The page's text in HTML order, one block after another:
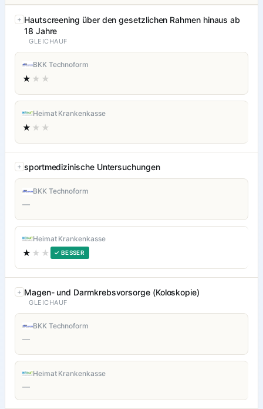
Hautscreening über den gesetzlichen Rahmen hinaus ab
18 Jahre
GLEICHAUF
BKK Technoform
★ ★★
Heimat Krankenkasse
★ ★★
sportmedizinische Untersuchungen
BKK Technoform
—
Heimat Krankenkasse
★ ★★ ✓ BESSER
Magen- und Darmkrebsvorsorge (Koloskopie)
GLEICHAUF
BKK Technoform
—
Heimat Krankenkasse
—